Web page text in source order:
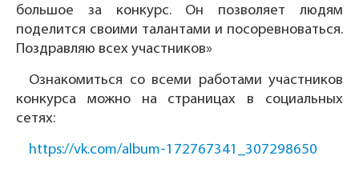
большое за конкурс. Он позволяет людям
поделится своими талантами и посоревноваться.
Поздравляю всех участников»
Ознакомиться со всеми работами участников
конкурса можно на страницах в социальных
сетях:
https://vk.com/album-172767341_307298650